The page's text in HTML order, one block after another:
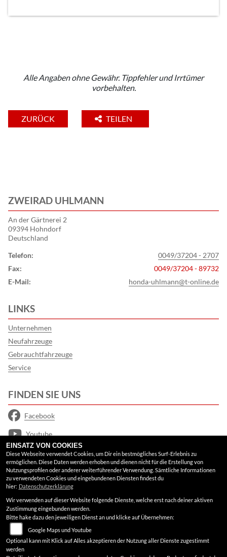
Alle Angaben ohne Gewähr. Tippfehler und Irrtümer
vorbehalten.
ZURÜCK TEILEN
ZWEIRAD UHLMANN
An der Gärtnerei 2
09394 Hohndorf
Deutschland
Telefon:
0049/37204 - 2707
Fax:
0049/37204 - 89732
E-Mail:
honda-uhlmann@t-online.de
LINKS
Unternehmen
Neufahrzeuge
Gebrauchtfahrzeuge
Service
FINDEN SIE UNS
Facebook
Youtube
Google Maps
RECHTLICHES
AGB
Impressum
Datenschutz
EINSATZ VON COOKIES
Diese Webseite verwendet Cookies, um Dir ein bestmögliches Surf-Erlebnis zu
ermöglichen. Diese Daten werden erhoben und dienen nicht für die Erstellung von
Nutzungsprofilen oder anderer weiterführender Verwendung. Sämtliche Informationen
zu verwendeten Cookies und eingebundenen Diensten findest du
hier: Datenschutzerklärung
Wir verwenden auf dieser Website folgende Dienste, welche erst nach deiner aktiven
Zustimmung eingebunden werden.
Bitte hake dazu den jeweiligen Dienst an und klicke auf Übernehmen:
Google Maps und Youtube
Optional kann mit Klick auf Alles akzeptieren der Nutzung aller Dienste zugestimmt
werden